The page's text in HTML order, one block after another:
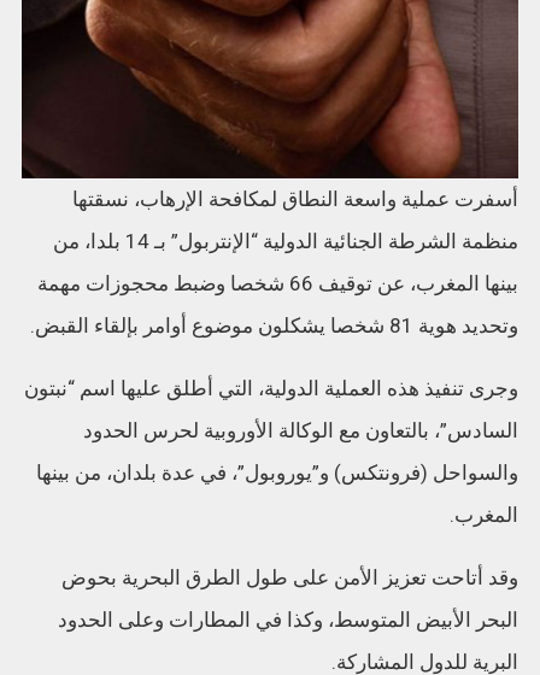
أسفرت عملية واسعة النطاق لمكافحة الإرهاب، نسقتها
منظمة الشرطة الجنائية الدولية “الإنتربول” بـ 14 بلدا، من
بينها المغرب، عن توقيف 66 شخصا وضبط محجوزات مهمة
وتحديد هوية 81 شخصا يشكلون موضوع أوامر بإلقاء القبض.
وجرى تنفيذ هذه العملية الدولية، التي أطلق عليها اسم “نبتون
السادس”، بالتعاون مع الوكالة الأوروبية لحرس الحدود
والسواحل (فرونتكس) و”يوروبول”، في عدة بلدان، من بينها
المغرب.
وقد أتاحت تعزيز الأمن على طول الطرق البحرية بحوض
البحر الأبيض المتوسط، وكذا في المطارات وعلى الحدود
البرية للدول المشاركة.